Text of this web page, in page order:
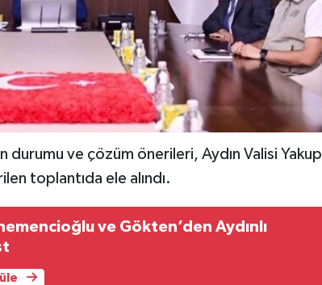
durumu ve çözüm önerileri, Aydın Valisi Yakup
toplantıda ele alındı.
ve Gökten’den Aydınlı